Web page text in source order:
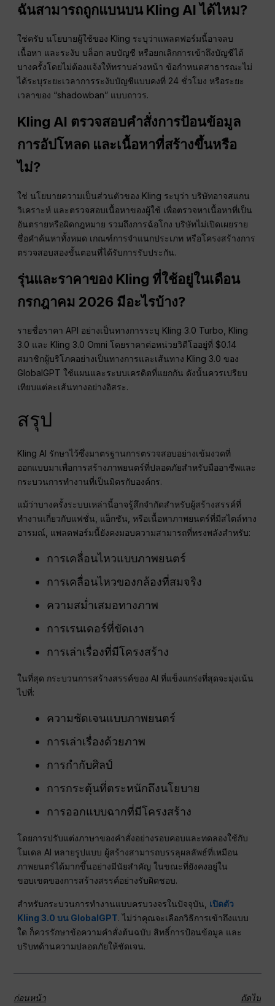
ฉันสามารถถูกแบนบน Kling AI ได้ไหม?
ใช่ครับ นโยบายผู้ใช้ของ Kling ระบุว่าแพลตฟอร์มนี้อาจลบ
เนื้อหา และระงับ บล็อก ลบบัญชี หรือยกเลิกการเข้าถึงบัญชีได้
บางครั้งโดยไม่ต้องแจ้งให้ทราบล่วงหน้า ข้อกำหนดสาธารณะไม่
ได้ระบุระยะเวลาการระงับบัญชีแบบคงที่ 24 ชั่วโมง หรือระยะ
เวลาของ “shadowban” แบบถาวร.
Kling AI ตรวจสอบคำสั่งการป้อนข้อมูล
การอัปโหลด และเนื้อหาที่สร้างขึ้นหรือ
ไม่?
ใช่ นโยบายความเป็นส่วนตัวของ Kling ระบุว่า บริษัทอาจสแกน
วิเคราะห์ และตรวจสอบเนื้อหาของผู้ใช้ เพื่อตรวจหาเนื้อหาที่เป็น
อันตรายหรือผิดกฎหมาย รวมถึงการฉ้อโกง บริษัทไม่เปิดเผยราย
ชื่อคำค้นหาทั้งหมด เกณฑ์การจำแนกประเภท หรือโครงสร้างการ
ตรวจสอบสองขั้นตอนที่ได้รับการรับประกัน.
รุ่นและราคาของ Kling ที่ใช้อยู่ในเดือน
กรกฎาคม 2026 มีอะไรบ้าง?
รายชื่อราคา API อย่างเป็นทางการระบุ Kling 3.0 Turbo, Kling
3.0 และ Kling 3.0 Omni โดยราคาต่อหน่วยวิดีโออยู่ที่ $0.14
สมาชิกผู้บริโภคอย่างเป็นทางการและเส้นทาง Kling 3.0 ของ
GlobalGPT ใช้แผนและระบบเครดิตที่แยกกัน ดังนั้นควรเปรียบ
เทียบแต่ละเส้นทางอย่างอิสระ.
สรุป
Kling AI รักษาไว้ซึ่งมาตรฐานการตรวจสอบอย่างเข้มงวดที่
ออกแบบมาเพื่อการสร้างภาพยนตร์ที่ปลอดภัยสำหรับมืออาชีพและ
กระบวนการทำงานที่เป็นมิตรกับองค์กร.
แม้ว่าบางครั้งระบบเหล่านี้อาจรู้สึกจำกัดสำหรับผู้สร้างสรรค์ที่
ทำงานเกี่ยวกับแฟชั่น, แอ็กชัน, หรือเนื้อหาภาพยนตร์ที่มีสไตล์ทาง
อารมณ์, แพลตฟอร์มนี้ยังคงมอบความสามารถที่ทรงพลังสำหรับ:
การเคลื่อนไหวแบบภาพยนตร์
การเคลื่อนไหวของกล้องที่สมจริง
ความสม่ำเสมอทางภาพ
การเรนเดอร์ที่ขัดเงา
การเล่าเรื่องที่มีโครงสร้าง
ในที่สุด กระบวนการสร้างสรรค์ของ AI ที่แข็งแกร่งที่สุดจะมุ่งเน้น
ไปที่:
ความชัดเจนแบบภาพยนตร์
การเล่าเรื่องด้วยภาพ
การกำกับศิลป์
การกระตุ้นที่ตระหนักถึงนโยบาย
การออกแบบฉากที่มีโครงสร้าง
โดยการปรับแต่งภาษาของคำสั่งอย่างรอบคอบและทดลองใช้กับ
โมเดล AI หลายรูปแบบ ผู้สร้างสามารถบรรลุผลลัพธ์ที่เหมือน
ภาพยนตร์ได้มากขึ้นอย่างมีนัยสำคัญ ในขณะที่ยังคงอยู่ใน
ขอบเขตของการสร้างสรรค์อย่างรับผิดชอบ.
สำหรับกระบวนการทำงานแบบครบวงจรในปัจจุบัน, เปิดตัว
Kling 3.0 บน GlobalGPT. ไม่ว่าคุณจะเลือกวิธีการเข้าถึงแบบ
ใด ก็ควรรักษาข้อความคำสั่งต้นฉบับ สิทธิ์การป้อนข้อมูล และ
บริบทด้านความปลอดภัยให้ชัดเจน.
ก่อนหน้า ถัดไป